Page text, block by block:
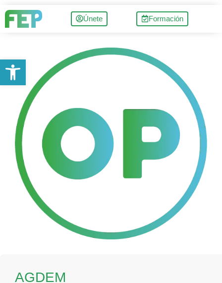
Únete Formación
AGDEM
Abrir barra de herramientas